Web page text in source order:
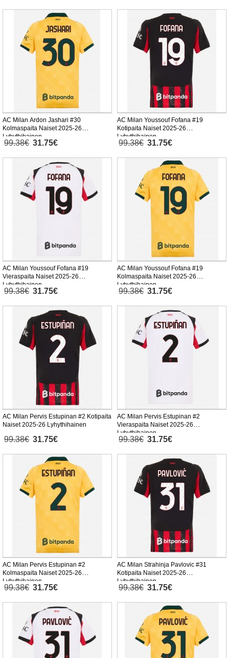
AC Milan Ardon Jashari #30
Kolmaspaita Naiset 2025-26
Lyhythihainen
99.38€ 31.75€
AC Milan Youssouf Fofana #19
Kotipaita Naiset 2025-26
Lyhythihainen
99.38€ 31.75€
AC Milan Youssouf Fofana #19
Vieraspaita Naiset 2025-26
Lyhythihainen
99.38€ 31.75€
AC Milan Youssouf Fofana #19
Kolmaspaita Naiset 2025-26
Lyhythihainen
99.38€ 31.75€
AC Milan Pervis Estupinan #2 Kotipaita
Naiset 2025-26 Lyhythihainen
99.38€ 31.75€
AC Milan Pervis Estupinan #2
Vieraspaita Naiset 2025-26
Lyhythihainen
99.38€ 31.75€
AC Milan Pervis Estupinan #2
Kolmaspaita Naiset 2025-26
Lyhythihainen
99.38€ 31.75€
AC Milan Strahinja Pavlovic #31
Kotipaita Naiset 2025-26
Lyhythihainen
99.38€ 31.75€